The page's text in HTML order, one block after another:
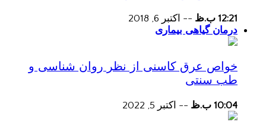
12:21 ب.ظ -- اکتبر 6, 2018
درمان گیاهی بیماری
خواص عرق کاسنی از نظر روان شناسی و
طب سنتی
10:04 ب.ظ -- اکتبر 5, 2022